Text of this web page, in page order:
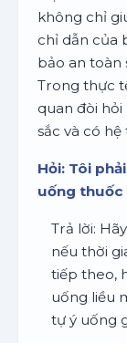
không chỉ
chỉ dẫn của
bảo an toàn
Trong thực
quan đòi hỏi
sắc và có hệ
Hỏi: Tôi
uống thuốc
Trả lời:
nếu thời
tiếp theo,
uống liều
tự ý uống